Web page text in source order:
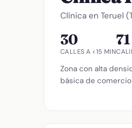
Clínica en Teruel
30
CALLES A <15 MIN
71
Zona con alta
básica de